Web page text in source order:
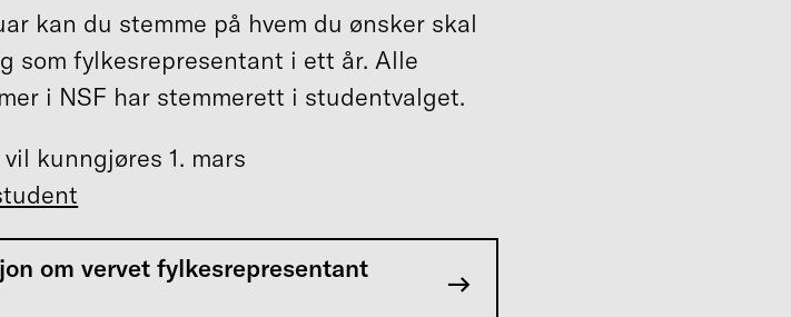
kan du stemme på hvem du ønsker skal
som fylkesrepresentant i ett år. Alle
i NSF har stemmerett i studentvalget.
kunngjøres 1. mars
om vervet fylkesrepresentant